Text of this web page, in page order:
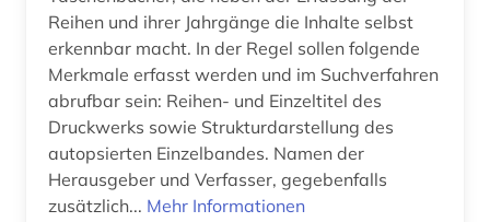
geographische zentralbibliothek (1)
george (1)
george-kreis (1)
germanistik (1)
gesamtausgabe (2)
Reihen und ihrer Jahrgänge die Inhalte selbst
erkennbar macht. In der Regel sollen folgende
Merkmale erfasst werden und im Suchverfahren
abrufbar sein: Reihen- und Einzeltitel des
Druckwerks sowie Strukturdarstellung des
autopsierten Einzelbandes. Namen der
Herausgeber und Verfasser, gegebenfalls
zusätzlich... Mehr Informationen